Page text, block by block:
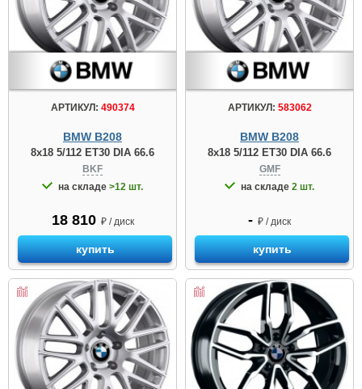
АРТИКУЛ: 490374
BMW B208
8x18 5/112 ET30 DIA 66.6
BKF
на складе >12 шт.
18 810 ₽ / диск
купить
АРТИКУЛ: 583062
BMW B208
8x18 5/112 ET30 DIA 66.6
GMF
на складе 2 шт.
- ₽ / диск
купить